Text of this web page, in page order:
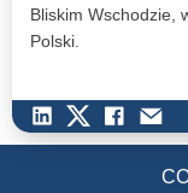
Bliskim Wschodzie,
Polski.